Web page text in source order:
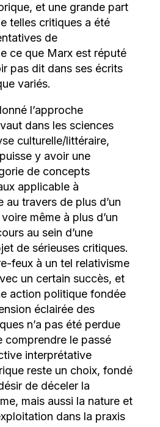
et une grande part
telles critiques a été
de
ce que Marx est réputé
pas dit dans ses écrits
variés.
l’approche
dans les sciences
culturelle/littéraire,
y avoir une
de concepts
applicable à
au travers de plus d’un
même à plus d’un
au sein d’une
de sérieuses critiques.
feux à un tel relativisme
un certain succès, et
action politique fondée
éclairée des
n’a pas été perdue
comprendre le passé
interprétative
reste un choix, fondé
de déceler la
mais aussi la nature et
dans la praxis